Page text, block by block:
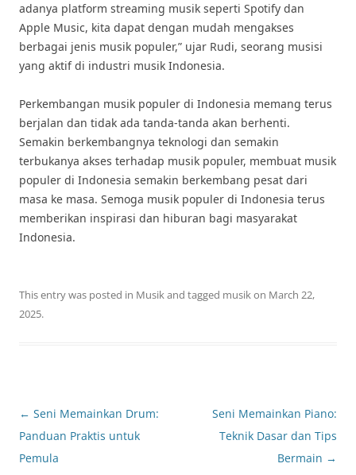
adanya platform streaming musik seperti Spotify dan
Apple Music, kita dapat dengan mudah mengakses
berbagai jenis musik populer,” ujar Rudi, seorang musisi
yang aktif di industri musik Indonesia.
Perkembangan musik populer di Indonesia memang terus
berjalan dan tidak ada tanda-tanda akan berhenti.
Semakin berkembangnya teknologi dan semakin
terbukanya akses terhadap musik populer, membuat musik
populer di Indonesia semakin berkembang pesat dari
masa ke masa. Semoga musik populer di Indonesia terus
memberikan inspirasi dan hiburan bagi masyarakat
Indonesia.
This entry was posted in Musikand tagged musikon March 22,
2025.
Post
navigation
← Seni Memainkan Drum:
Panduan Praktis untuk
Pemula
Seni Memainkan Piano:
Teknik Dasar dan Tips
Bermain →